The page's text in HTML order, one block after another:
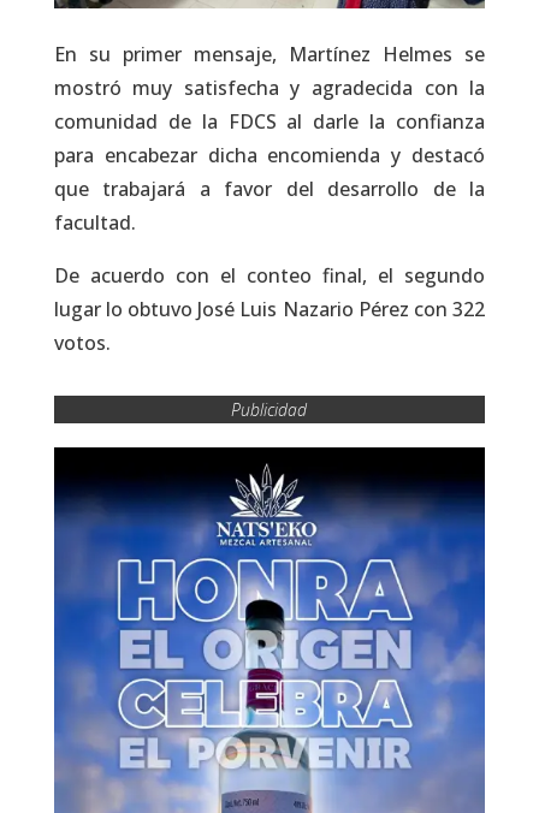
En su primer mensaje, Martínez Helmes se
mostró muy satisfecha y agradecida con la
comunidad de la FDCS al darle la confianza
para encabezar dicha encomienda y destacó
que trabajará a favor del desarrollo de la
facultad.
De acuerdo con el conteo final, el segundo
lugar lo obtuvo José Luis Nazario Pérez con 322
votos.
Publicidad